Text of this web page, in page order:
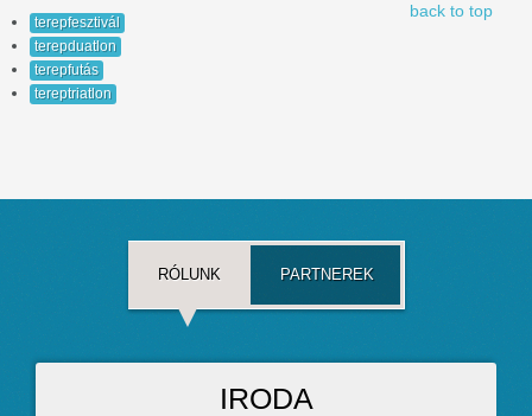
back to top
terepfesztivál
terepduatlon
terepfutás
tereptriatlon
RÓLUNK PARTNEREK
IRODA